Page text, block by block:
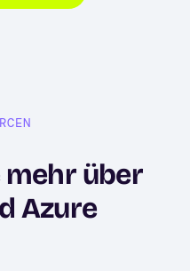
mehr über
Azure